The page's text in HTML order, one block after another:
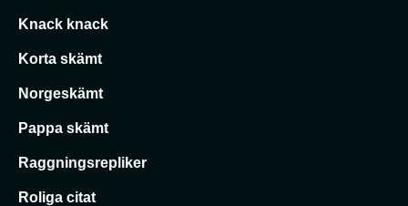
Knack knack
Korta skämt
Norgeskämt
Pappa skämt
Raggningsrepliker
Roliga citat